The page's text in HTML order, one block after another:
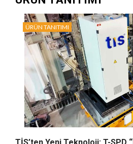
ÜRÜN TANITIMI